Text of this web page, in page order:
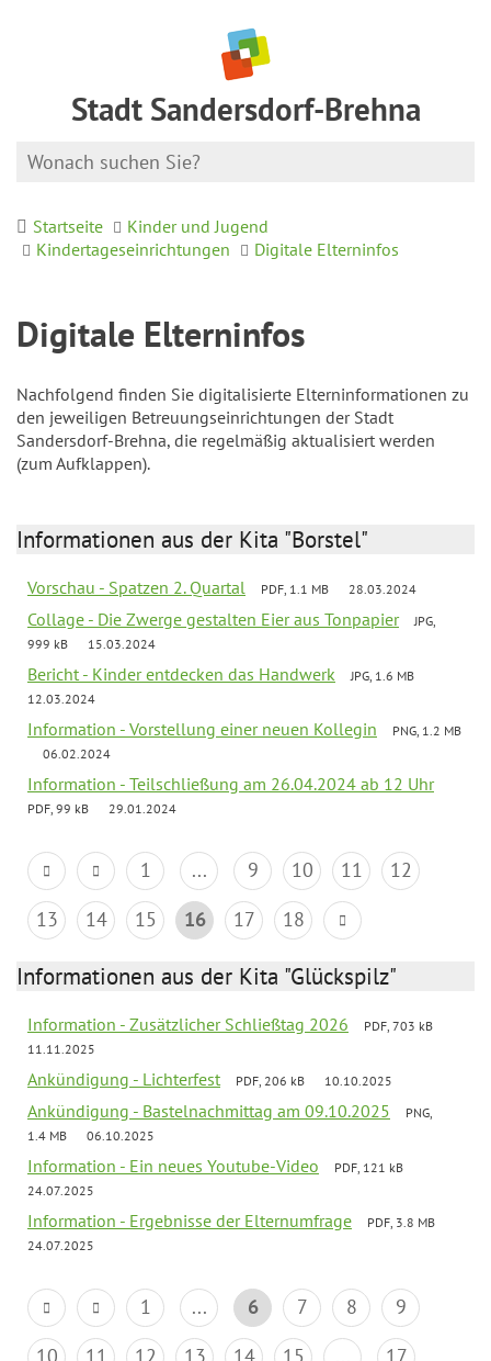
Stadt Sandersdorf-Brehna
Startseite
Kinder und Jugend
Kindertageseinrichtungen
Digitale Elterninfos
Digitale Elterninfos
Nachfolgend finden Sie digitalisierte Elterninformationen zu
den jeweiligen Betreuungseinrichtungen der Stadt
Sandersdorf-Brehna, die regelmäßig aktualisiert werden
(zum Aufklappen).
Informationen aus der Kita "Borstel"
Vorschau - Spatzen 2. Quartal PDF, 1.1 MB 28.03.2024
Collage - Die Zwerge gestalten Eier aus Tonpapier
JPG,
999 kB
15.03.2024
Bericht - Kinder entdecken das Handwerk
JPG, 1.6 MB
12.03.2024
Information - Vorstellung einer neuen Kollegin
PNG, 1.2 MB
06.02.2024
Information - Teilschließung am 26.04.2024 ab 12 Uhr
PDF, 99 kB 29.01.2024
1 ... 9 10 11
12
13
14 15 16 17 18
Informationen aus der Kita "Glückspilz"
Information - Zusätzlicher Schließtag 2026
PDF, 703 kB
11.11.2025
Ankündigung - Lichterfest PDF, 206 kB 10.10.2025
Ankündigung - Bastelnachmittag am 09.10.2025
PNG,
1.4 MB
06.10.2025
Information - Ein neues Youtube-Video
PDF, 121 kB
24.07.2025
Information - Ergebnisse der Elternumfrage
PDF, 3.8 MB
24.07.2025
1 ... 6 7 8
9